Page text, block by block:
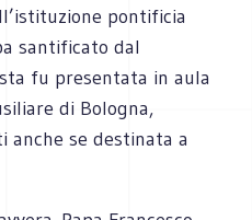
pontificia
santificato dal
fu presentata in aula
di Bologna,
anche se destinata a